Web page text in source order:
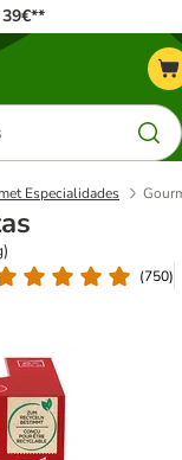
Especialidades
(750)